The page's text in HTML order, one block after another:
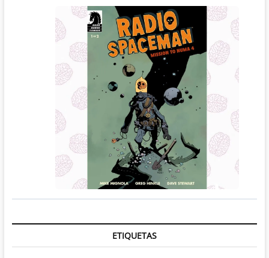
ETIQUETAS